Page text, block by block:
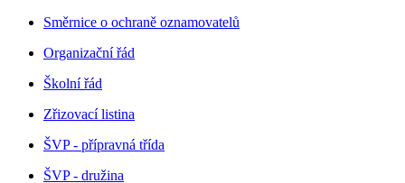
Směrnice o ochraně oznamovatelů
Organizační řád
Školní řád
Zřizovací listina
ŠVP - přípravná třída
ŠVP - družina